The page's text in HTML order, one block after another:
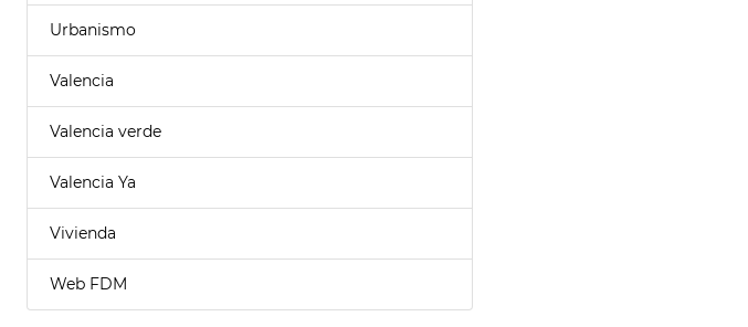
Urbanismo
Valencia
Valencia verde
Valencia Ya
Vivienda
Web FDM